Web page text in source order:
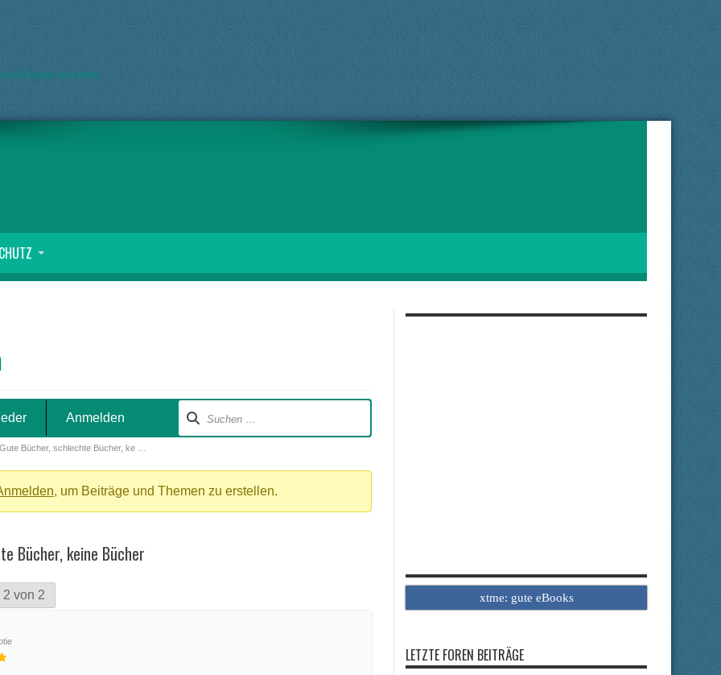
ansehen
Anmelden
Gute Bücher, schlechte Bücher, ke …
, um Beiträge und Themen zu erstellen.
Bücher, keine Bücher
2 von 2 xtme: gute eBooks
LETZTE FOREN BEITRÄGE